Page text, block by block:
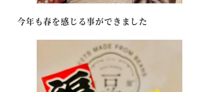
今年も春を感じる事ができました